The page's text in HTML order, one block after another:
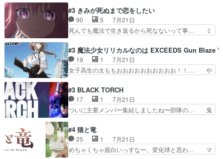
しゃあない。狂犬かくましいつ来… 本作はぬるい
ハーレムではなく、真面目に一… エリスはしばら
くEDだけやね。アイシャ、…
ャ子の従姉妹シュラ子登場。主人公眼福… 跡目争
いの新キャラ登場で、今回はシュール… めちゃ子
のいとこかわいい今回主人公の驚き… メチャ子を
くしゃみと鼻水が止まらなくなる… お父さんに押
をちびっ子にしたあの玉、も… 半裸の警官の方が
怖い。ライバルキャラかわ… 霊媒師が人の肩に霊
を乗せるな笑なんてモノ…
#3 きみが死ぬまで恋をしたい
90 5
7月21日
死んでも魔法で生き返るから死なないって事… ミ
ミ、最後のその顔は怖いよ...。てかタ… もはや人
間なのかも怪しい戦闘シーンがない… 今話第LO
／原画で参加させていただきまし… 皆大好き、ロ
リの全裸だーーーーーーッッッ… シーナとミミが
芽吹く百合の花。ミミ(c… ルームメイト1ヶ月経
ってシーナがミミの人… もう後戻りできないぞ」
してくるとは思わん…
#3 魔法少女リリカルなのは EXCEEDS Gun Blaze
19 1
7月21日
女子高生の太ももおおおおおおおおおお！！… や
瀬シイナと夜海トワ』今回はフォロワー… なのは
と出逢い炎の魔人の能力を人類の為に… ・シイ
ナ、トワと出会う親近感を感じる2人… 篠宮マナ
が登場したけど公式サイトに20歳… リリカルな
ちゃ食うやん魔人狩りチーム強… 人類滅亡寸前ま
で追い詰められていたのに、… 第３話をU-NEXT
で視聴しました。視聴…
#3 BLACK TORCH
17 1
7月21日
ついに主要メンバー集結しましたね〜部隊の… 鬼
描いたようなチョロインだったな。下半… 前回か
ら引き続いてじいさんとの決別の冒頭… あっちは
呪霊でこっちは物怪。忍者っぽいア… 護衛対象と
なる弐郎を連れて隠密局へ、彼の… →現状展開が
#4 猫と竜
25 1
7月21日
めちゃくちゃ面白いっすなー。変化球と思わ… マ